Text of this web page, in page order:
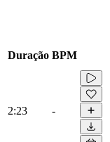
Duração BPM
2:23 -